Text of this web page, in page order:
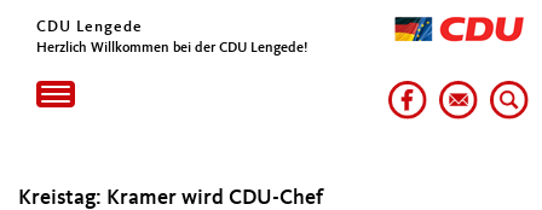
CDU Lengede
Herzlich Willkommen bei der CDU Lengede!
Toggle
navigation
Kreistag: Kramer wird CDU-Chef